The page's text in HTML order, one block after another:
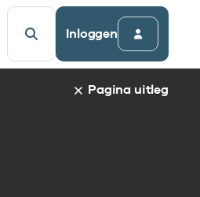
Inloggen
Pagina uitleg